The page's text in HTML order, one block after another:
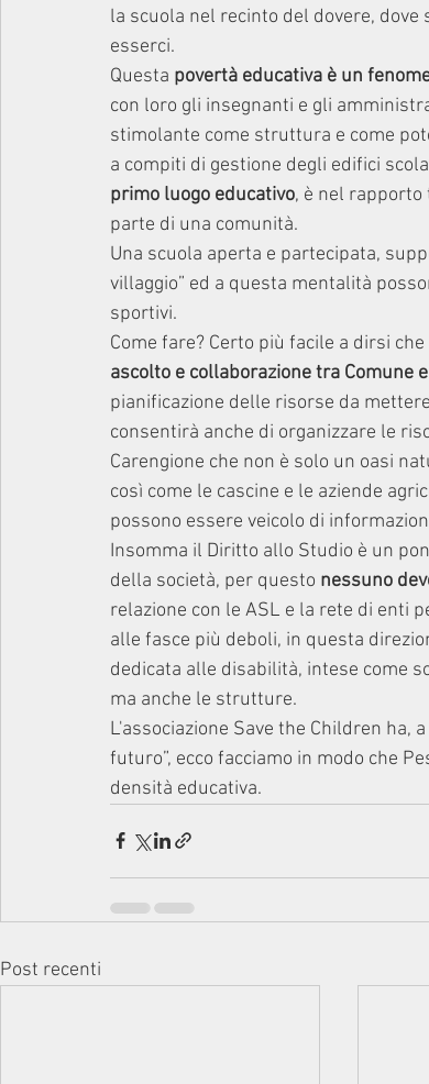
la scuola nel recinto del dovere,
esserci.
Questa povertà educativa è un
con loro gli insegnanti e gli
stimolante come struttura e come
a compiti di gestione degli edifici
primo luogo educativo, è nel rapporto
parte di una comunità.
Una scuola aperta e partecipata,
villaggio” ed a questa mentalità
sportivi.
Come fare? Certo più facile a dirsi
ascolto e collaborazione tra Comune
pianificazione delle risorse da
consentirà anche di organizzare le
Carengione che non è solo un oasi
così come le cascine e le aziende
possono essere veicolo di
Insomma il Diritto allo Studio è un
della società, per questo nessuno
relazione con le ASL e la rete di enti
alle fasce più deboli, in questa
dedicata alle disabilità, intese come
ma anche le strutture.
L'associazione Save the Children ha,
futuro”, ecco facciamo in modo che
densità educativa.
Post recenti